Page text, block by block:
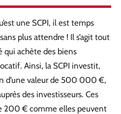
une SCPI, il est temps
plus attendre ! Il s’agit tout
qui achète des biens
Ainsi, la SCPI investit,
d’une valeur de 500 000 €,
des investisseurs. Ces
200 € comme elles peuvent